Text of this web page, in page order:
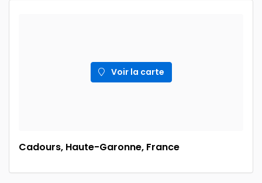
Voir la carte
Cadours, Haute-Garonne, France